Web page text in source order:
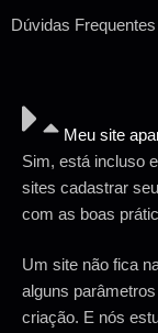
Dúvidas Frequentes
Meu site
Sim, está incluso
sites cadastrar
com as boas
Um site não fica
alguns
criação. E nós